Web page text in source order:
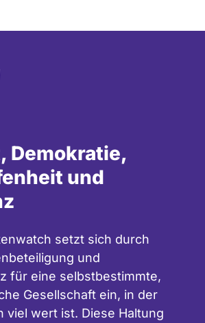
Demokratie,
und
setzt sich durch
und
für eine selbstbestimmte,
Gesellschaft ein, in der
viel wert ist. Diese Haltung